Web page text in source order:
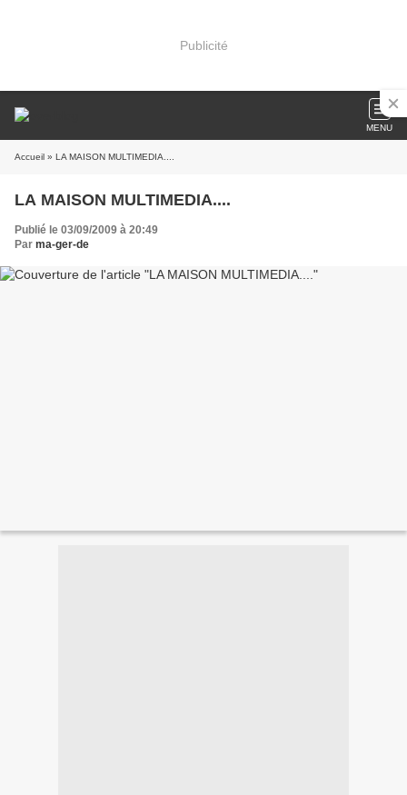
Publicité
MENU
Accueil » LA MAISON MULTIMEDIA....
LA MAISON MULTIMEDIA....
Publié le 03/09/2009 à 20:49
Par ma-ger-de